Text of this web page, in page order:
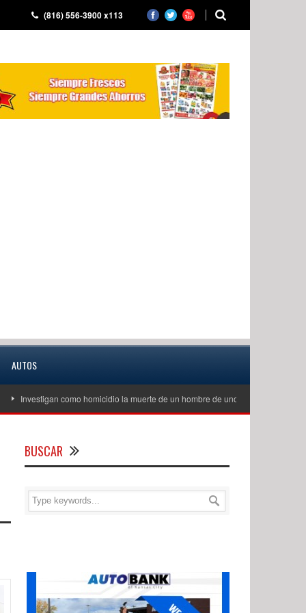
(816) 556-3900 x113
AUTOS
como homicidio la muerte de un hombre de unos 60 años en Excelsior
BUSCAR